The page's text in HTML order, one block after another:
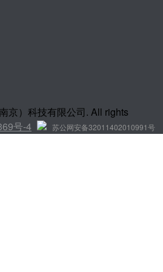
京）科技有限公司. All rights
号-4 苏公网安备32011402010991号